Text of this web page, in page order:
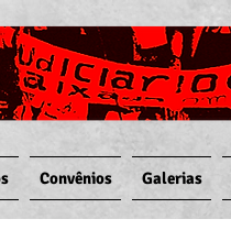
Convênios Galerias